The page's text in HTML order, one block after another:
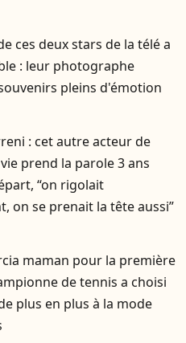
ces deux stars de la télé a
: leur photographe
pleins d'émotion
: cet autre acteur de
prend la parole 3 ans
“on rigolait
on se prenait la tête aussi”
maman pour la première
de tennis a choisi
plus en plus à la mode